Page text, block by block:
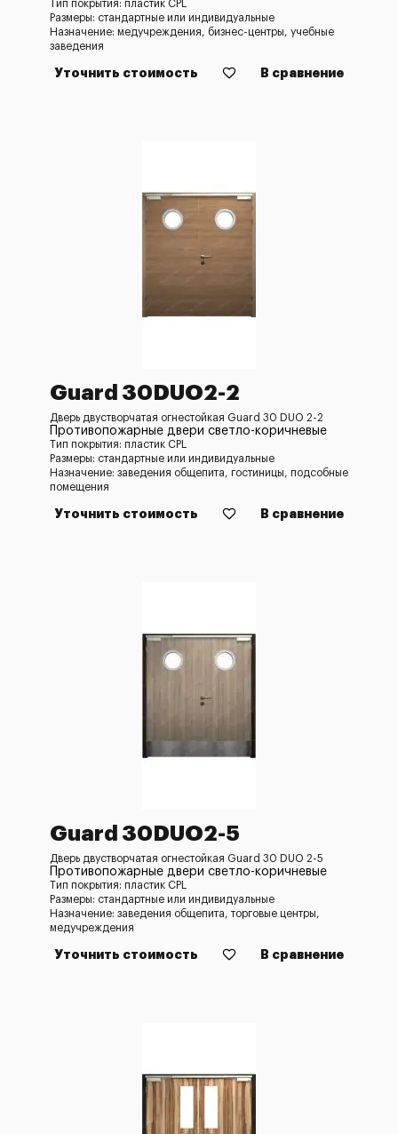
Тип покрытия: пластик CPL
Размеры: стандартные или индивидуальные
Назначение: медучреждения, бизнес-центры, учебные
заведения
Уточнить стоимость В сравнение
Guard 30DUO2-2
Дверь двустворчатая огнестойкая Guard 30 DUO 2-2
Противопожарные двери светло-коричневые
Тип покрытия: пластик CPL
Размеры: стандартные или индивидуальные
Назначение: заведения общепита, гостиницы, подсобные
помещения
Уточнить стоимость В сравнение
Guard 30DUO2-5
Дверь двустворчатая огнестойкая Guard 30 DUO 2-5
Противопожарные двери светло-коричневые
Тип покрытия: пластик CPL
Размеры: стандартные или индивидуальные
Назначение: заведения общепита, торговые центры,
медучреждения
Уточнить стоимость В сравнение